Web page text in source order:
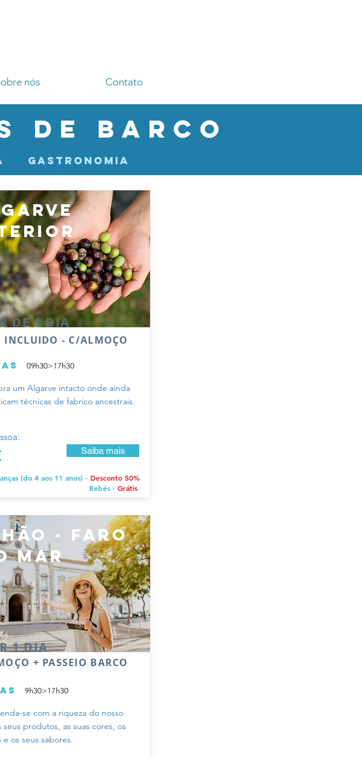
nós Contato
de barco
gastronomia
DE 1 DIA
INCLUIDO - C/ALMOÇO
09h30>17h30
um Algarve intacto onde ainda
técnicas de fabrico ancestrais.
Saiba mais
(do 4 aos 11 anos) - Desconto 50%
Bebés - Grátis
1 DIA
+ PASSEIO BARCO
- faro
mar
9h30>17h30
se com a riqueza do nosso
seus produtos, as suas cores, os
e os seus sabores.